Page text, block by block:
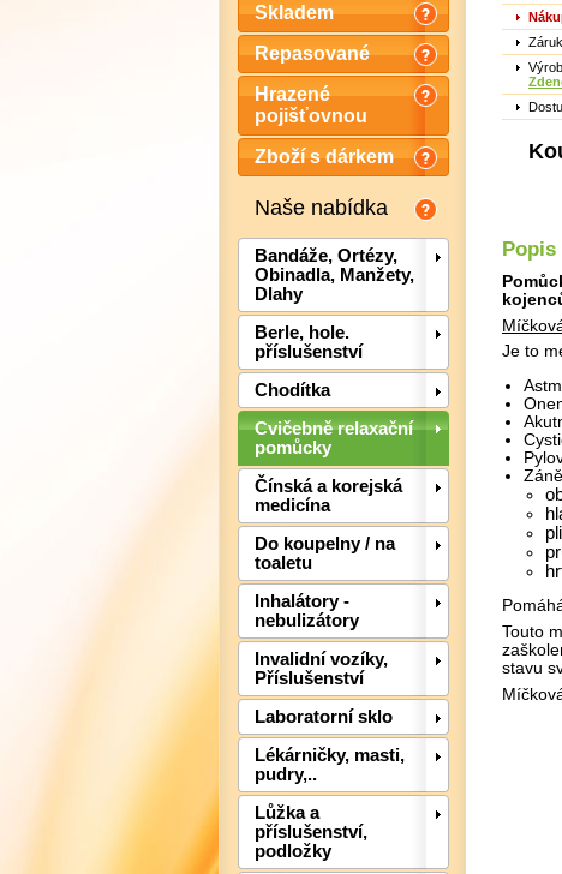
Skladem
Repasované
Hrazené
pojišťovnou
Zboží s dárkem
Naše nabídka
Bandáže, Ortézy,
Obinadla, Manžety,
Dlahy
Berle, hole.
příslušenství
Chodítka
Cvičebně relaxační
pomůcky
Čínská a korejská
medicína
Do koupelny / na
toaletu
Inhalátory -
nebulizátory
Invalidní vozíky,
Příslušenství
Laboratorní sklo
Lékárničky, masti,
pudry,..
Lůžka a
příslušenství,
podložky
Je to
Touto
stavu